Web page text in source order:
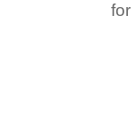
for